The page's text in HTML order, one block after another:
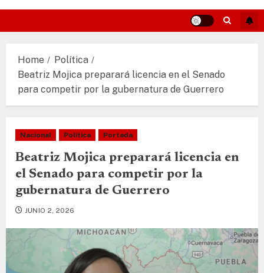
Home
Política
Beatriz Mojica preparará licencia en el Senado
para competir por la gubernatura de Guerrero
Nacional Política Portada
Beatriz Mojica preparará licencia en
el Senado para competir por la
gubernatura de Guerrero
JUNIO 2, 2026